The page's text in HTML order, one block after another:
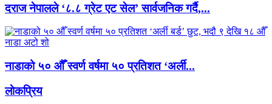
दराज नेपालले ‘८.८ ग्रेट एट सेल’ सार्वजनिक गर्दै,...
नाडाको ५० औँ स्वर्ण वर्षमा ५० प्रतिशत ‘अर्ली...
लाेकप्रिय